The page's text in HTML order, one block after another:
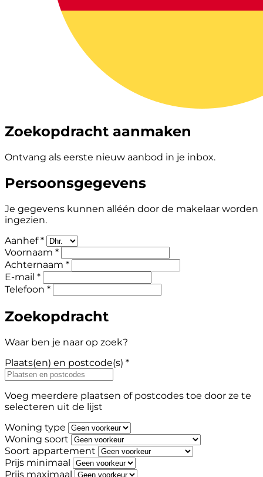
Zoekopdracht aanmaken
Ontvang als eerste nieuw aanbod in je inbox.
Persoonsgegevens
Je gegevens kunnen alléén door de makelaar worden
ingezien.
Aanhef *
Voornaam *
Achternaam *
E-mail *
Telefoon *
Zoekopdracht
Waar ben je naar op zoek?
Plaats(en) en postcode(s) *
Voeg meerdere plaatsen of postcodes toe door ze te
selecteren uit de lijst
Woning type
Woning soort
Soort appartement
Prijs minimaal
Prijs maximaal